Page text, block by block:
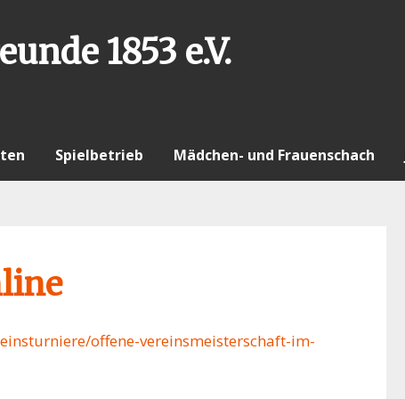
1853 e.V.
Spielbetrieb Mädchen- und Frauenschach
offene-vereinsmeisterschaft-im-